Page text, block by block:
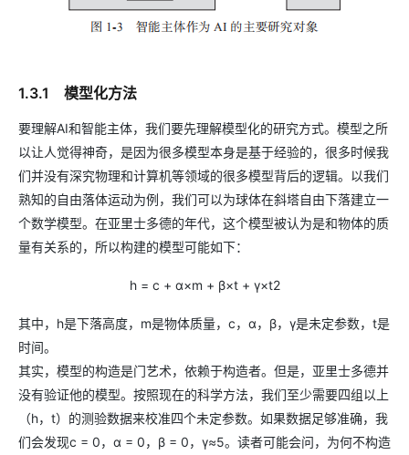
1.3.1 模型化方法
要理解AI和智能主体，我们要先理解模型化的研究方式。模型之所
以让人觉得神奇，是因为很多模型本身是基于经验的，很多时候我
们并没有深究物理和计算机等领域的很多模型背后的逻辑。以我们
熟知的自由落体运动为例，我们可以为球体在斜塔自由下落建立一
个数学模型。在亚里士多德的年代，这个模型被认为是和物体的质
量有关系的，所以构建的模型可能如下：
h = c + α×m + β×t + γ×t2
其中，h是下落高度，m是物体质量，c，α，β，γ是未定参数，t是
时间。
其实，模型的构造是门艺术，依赖于构造者。但是，亚里士多德并
没有验证他的模型。按照现在的科学方法，我们至少需要四组以上
（h，t）的测验数据来校准四个未定参数。如果数据足够准确，我
们会发现c = 0，α = 0，β = 0，γ≈5。读者可能会问，为何不构造